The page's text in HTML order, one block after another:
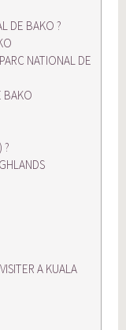
DE BAKO ?
NATIONAL DE
BAKO
?
A KUALA